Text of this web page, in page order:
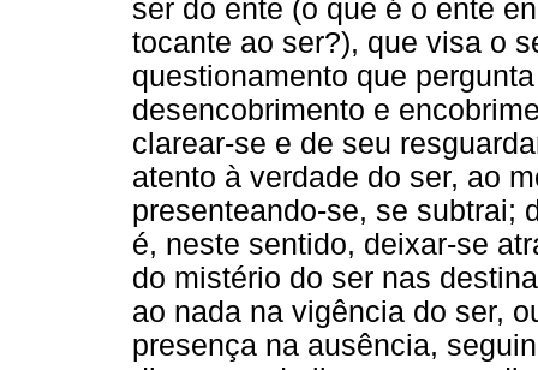
ser do ente (o que é o ente
tocante ao ser?), que visa o
questionamento que
desencobrimento e
clarear-se e de seu
atento à verdade do ser, ao
presenteando-se, se subtrai;
é, neste sentido, deixar-se
do mistério do ser nas
ao nada na vigência do ser,
presença na ausência,